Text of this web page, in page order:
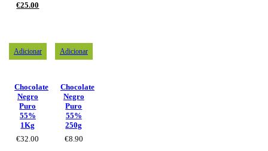
€25.00
Adicionar
Chocolate
Negro
Puro
55%
1Kg
€32.00
Adicionar
Chocolate
Negro
Puro
55%
250g
€8.90